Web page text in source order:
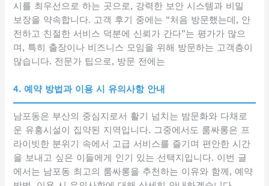
시를 최우선으로 하는 곳으로, 강력한 보안 시스템과 비밀
보장을 약속합니다. 고객 후기 중에는 “처음 방문했는데, 안
전하고 친절한 서비스 덕분에 신뢰가 간다”는 평가가 많으
며, 특히 출장이나 비즈니스 모임을 위해 방문하는 고객층이
많습니다. 전문가 팁으로, 방문 전에는
4. 예약 방법과 이용 시 유의사항 안내
남포동은 부산의 중심지로서 활기 넘치는 밤문화와 다채로
운 유흥시설이 집약된 지역입니다. 그중에서도 룸싸롱은 프
라이빗한 분위기 속에서 고급 서비스를 즐기며 편안한 시간
을 보내고 싶은 이들에게 인기 있는 선택지입니다. 이번 글
에서는 남포동 최고의 룸싸롱을 추천하는 이유와 함께, 예약